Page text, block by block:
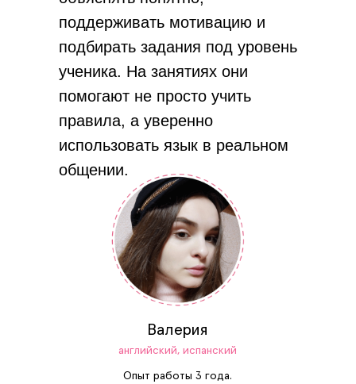
Опыт работы 3 года.
Валерия
английский, испанский
поддерживать мотивацию и
подбирать задания под уровень
ученика. На занятиях они
помогают не просто учить
правила, а уверенно
использовать язык в реальном
общении.